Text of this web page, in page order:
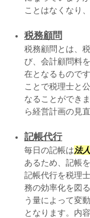
ことはなくなり
税務顧問
税務顧問とは、
び、会計顧問料
在となるもので
ことで税理士と
なることができ
ら経営計画の見
記帳代行
毎日の記帳は法人
あるため、記帳
記帳代行を税理
務の効率化を図
う量によって変
となります。内容